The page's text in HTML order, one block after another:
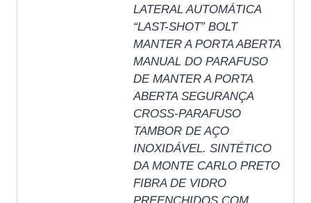
LATERAL AUTOMÁTICA
“LAST-SHOT” BOLT
MANTER A PORTA ABERTA
MANUAL DO PARAFUSO
DE MANTER A PORTA
ABERTA SEGURANÇA
CROSS-PARAFUSO
TAMBOR DE AÇO
INOXIDÁVEL. SINTÉTICO
DA MONTE CARLO PRETO
FIBRA DE VIDRO
PREENCHIDOS COM